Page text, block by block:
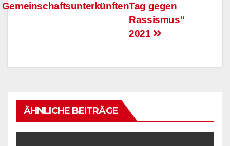
Tag gegen
Rassismus“
2021
Gemeinschaftsunterkünften
ÄHNLICHE BEITRÄGE